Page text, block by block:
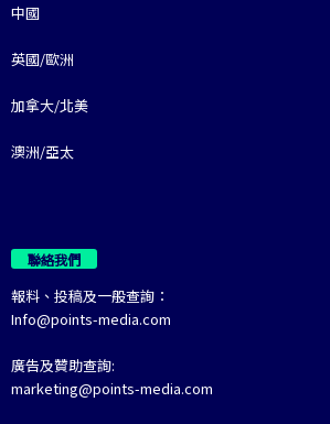
中國
英國/歐洲
加拿大/北美
澳洲/亞太
聯絡我們
報料、投稿及一般查詢：
Info@points-media.com
廣告及贊助查詢:
marketing@points-media.com